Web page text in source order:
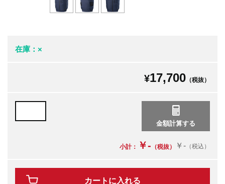
在庫：×
¥17,700 （税抜）
小計： ￥- （税抜） ￥- （税込）
カートに入れる